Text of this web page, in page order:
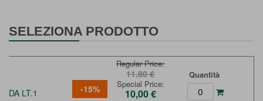
SELEZIONA PRODOTTO
DA LT.1 -15%
Regular Price
11,80 €
Special Price
10,00 €
Quantità